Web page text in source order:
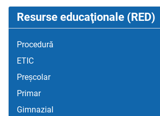
Resurse educaţionale (RED)
Procedură
ETIC
Preșcolar
Primar
Gimnazial